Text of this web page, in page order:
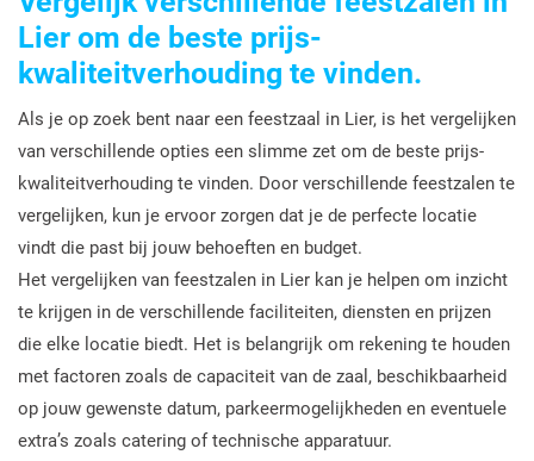
Lier om de beste prijs-
kwaliteitverhouding te vinden.
Als je op zoek bent naar een feestzaal in Lier, is het vergelijken
van verschillende opties een slimme zet om de beste prijs-
kwaliteitverhouding te vinden. Door verschillende feestzalen te
vergelijken, kun je ervoor zorgen dat je de perfecte locatie
vindt die past bij jouw behoeften en budget.
Het vergelijken van feestzalen in Lier kan je helpen om inzicht
te krijgen in de verschillende faciliteiten, diensten en prijzen
die elke locatie biedt. Het is belangrijk om rekening te houden
met factoren zoals de capaciteit van de zaal, beschikbaarheid
op jouw gewenste datum, parkeermogelijkheden en eventuele
extra’s zoals catering of technische apparatuur.